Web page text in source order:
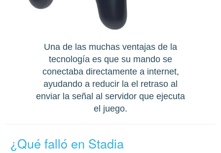
Una de las muchas ventajas de la
tecnología es que su mando se
conectaba directamente a internet,
ayudando a reducir la el retraso al
enviar la señal al servidor que ejecuta
el juego.
¿Qué falló en Stadia